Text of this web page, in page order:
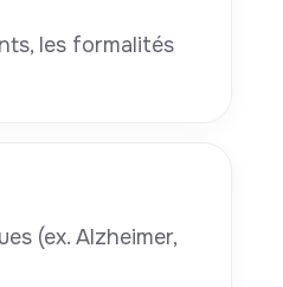
les formalités
(ex. Alzheimer,